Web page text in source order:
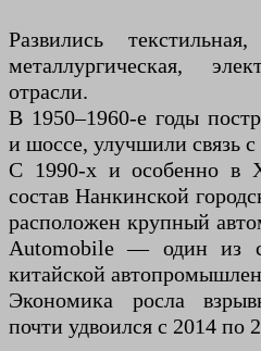
Развились
металлургическая,
отрасли.
В 1950–1960-е годы
и шоссе, улучшили связь
С 1990-х и особенно в
состав Нанкинской
расположен крупный
Automobile — один из
китайской
Экономика росла
почти удвоился с 2014 по